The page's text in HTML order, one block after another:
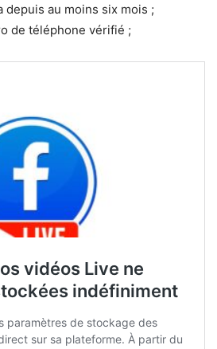
depuis au moins six mois ;
de téléphone vérifié ;